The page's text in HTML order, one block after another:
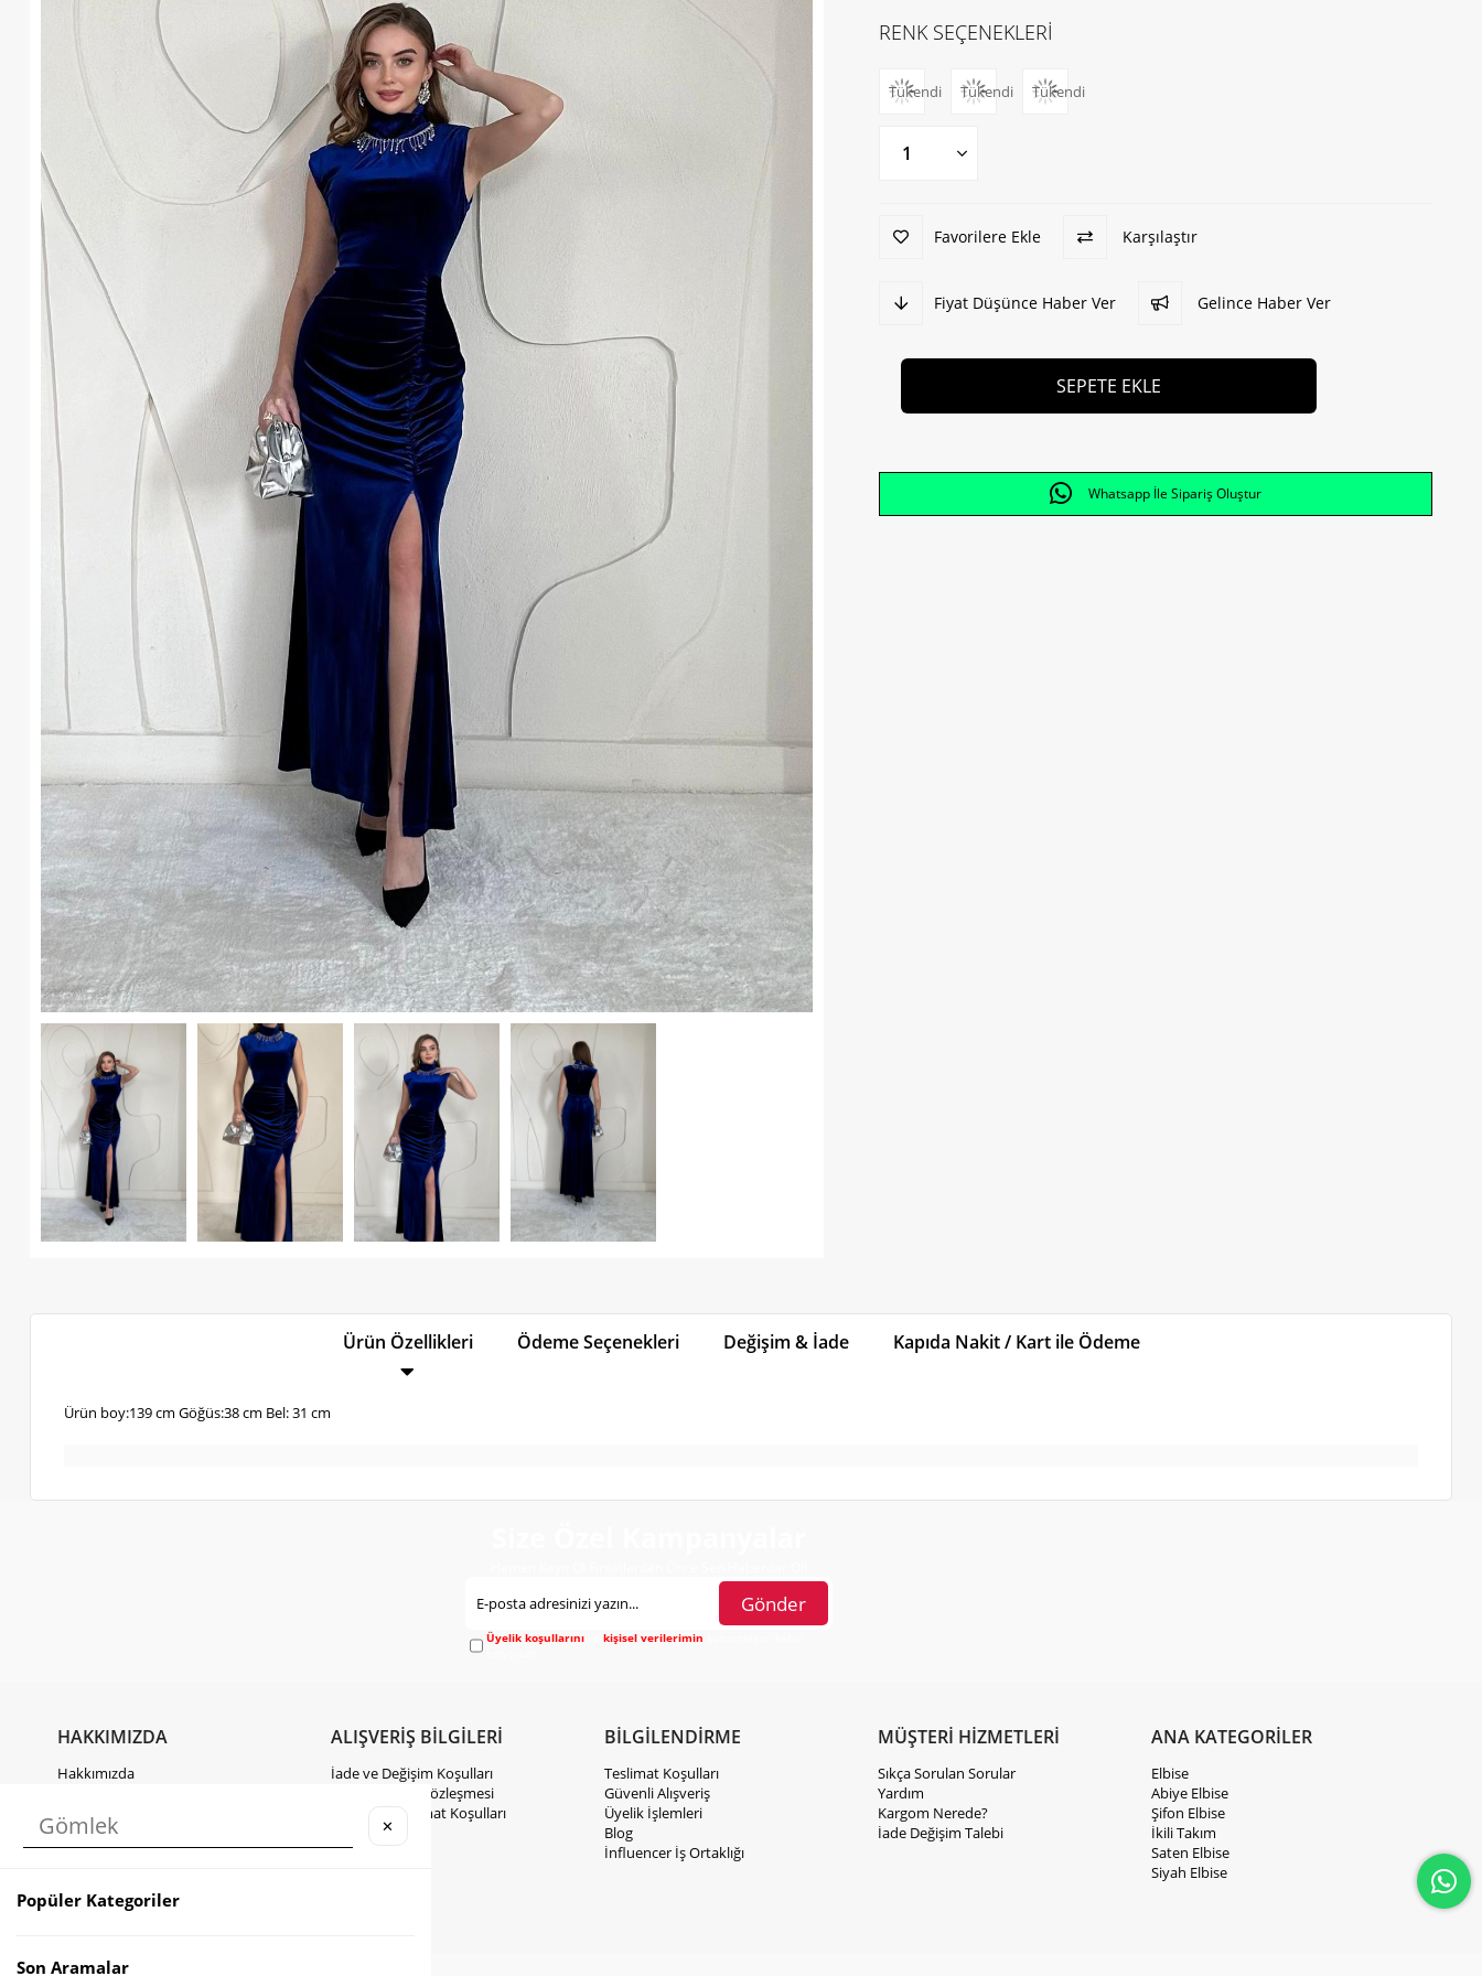
RENK SEÇENEKLERİ
Tükendi Tükendi Tükendi
Favorilere Ekle Karşılaştır
Fiyat Düşünce Haber Ver Gelince Haber Ver
Whatsapp İle Sipariş Oluştur
Ürün Özellikleri Ödeme Seçenekleri Değişim & İade Kapıda Nakit / Kart ile Ödeme
Ürün boy:139 cm Göğüs:38 cm Bel: 31 cm
Gönder
Üyelik koşullarını vekişisel verilerimin
HAKKIMIZDA
Hakkımızda
KVKK Hakkında Bilgilendirme
İletişim
Instagram
ALIŞVERİŞ BİLGİLERİ
İade ve Değişim Koşulları
Mesafeli Satış Sözleşmesi
Kargo ve Teslimat Koşulları
BİLGİLENDİRME
Teslimat Koşulları
Güvenli Alışveriş
Üyelik İşlemleri
Blog
İnfluencer İş Ortaklığı
MÜŞTERİ HİZMETLERİ
Sıkça Sorulan Sorular
Yardım
Kargom Nerede?
İade Değişim Talebi
ANA KATEGORİLER
Elbise
Abiye Elbise
Şifon Elbise
İkili Takım
Saten Elbise
Siyah Elbise
✕
Popüler Kategoriler
Son Aramalar